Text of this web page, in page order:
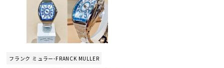
フランク ミュラー-FRANCK MULLER